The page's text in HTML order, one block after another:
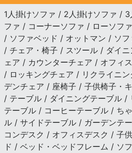
1人掛けソファ / 2人掛けソファ /
ファ / コーナーソファ / ローソフ
/ ソファベッド / オットマン / ソ
/ チェア・椅子 / スツール / ダイ
ェア / カウンターチェア / オフィ
/ ロッキングチェア / リクライニ
デンチェア / 座椅子 / 子供椅子・
/ テーブル / ダイニングテーブル /
テーブル / コーヒーテーブル / ち
ル / サイドテーブル / ガーデンテ
コンデスク / オフィスデスク / 子
ド / ベッド・ベッドフレーム / ソ